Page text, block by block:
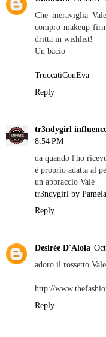
Che meraviglia
compro makeup
dritta in wishlist!
Un bacio
TruccatiConEva
Reply
tr3ndygirl
8:54 PM
da quando l'ho
è proprio adatta al
un abbraccio Vale
tr3ndygirl by
Reply
Desirèe D'Aloia
adoro il rossetto
http://
Reply